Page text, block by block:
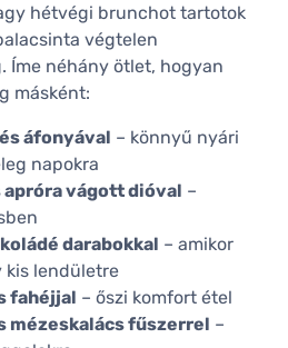
hétvégi brunchot tartotok
végtelen
Íme néhány ötlet, hogyan
másként:
áfonyával – könnyű nyári
napokra
vágott dióval –
darabokkal – amikor
kis lendületre
fahéjjal – őszi komfort étel
mézeskalács fűszerrel –